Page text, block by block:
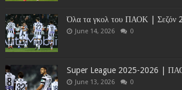
Όλα τα γκολ του ΠΑΟΚ | Σεζόν
June 14, 2026 0
Super League 2025-2026 |
June 13, 2026 0